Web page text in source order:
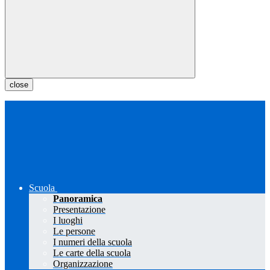
close
Scuola
Panoramica
Presentazione
I luoghi
Le persone
I numeri della scuola
Le carte della scuola
Organizzazione